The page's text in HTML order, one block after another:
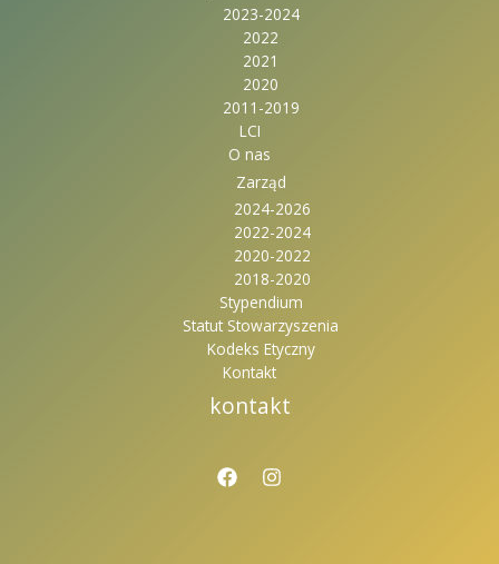
2023-2024
2022
2021
2020
2011-2019
LCI
O nas
Zarząd
2024-2026
2022-2024
2020-2022
2018-2020
Stypendium
Statut Stowarzyszenia
Kodeks Etyczny
Kontakt
kontakt